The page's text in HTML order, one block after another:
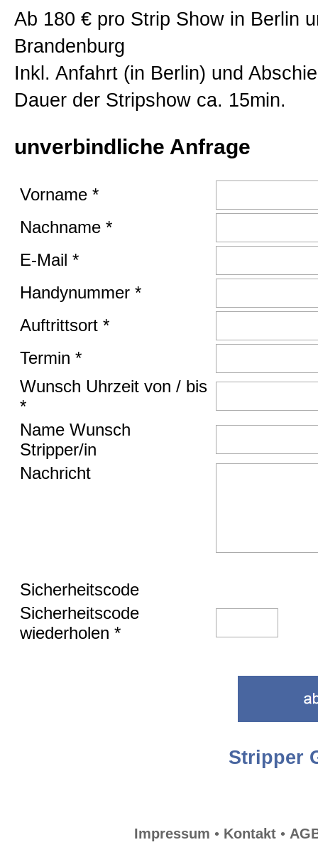
Ab 180 € pro Strip Show in Berlin
Brandenburg
Inkl. Anfahrt (in Berlin) und
Dauer der Stripshow ca. 15min.
unverbindliche Anfrage
Vorname *
Nachname *
E-Mail *
Handynummer *
Auftrittsort *
Termin *
Wunsch Uhrzeit von / bis
*
Name Wunsch
Stripper/in
Nachricht
Sicherheitscode
Sicherheitscode
wiederholen *
Stripper
Impressum • Kontakt•